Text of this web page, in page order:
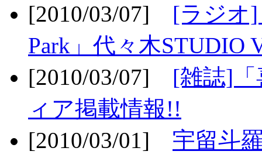
[2010/03/07] [ラジオ]
Park」代々木STUDIO
[2010/03/07] [雑誌]「
ィア掲載情報!!
[2010/03/01] 宇留斗